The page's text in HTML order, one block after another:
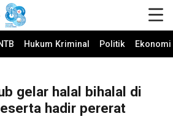
Hukum Kriminal Politik
gelar halal bihalal di
hadir pererat